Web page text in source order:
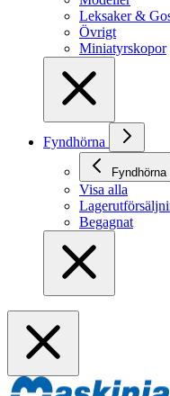
Leksaker &
Övrigt
Miniatyrskopor
Fyndhörna
Fyndhörna
Visa alla
Begagnat